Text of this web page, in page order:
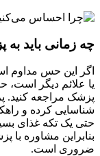
چه زمانی باید
اگر این حس مداوم
یا علائم دیگر
پزشک مراجعه کنید.
شناسایی کرده و
حتی یک تکه غذای
بنابراین مشاوره
ضروری است.